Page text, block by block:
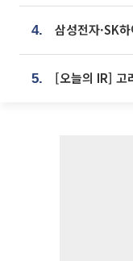
4. 삼성전자·SK
5. [오늘의 IR] 고